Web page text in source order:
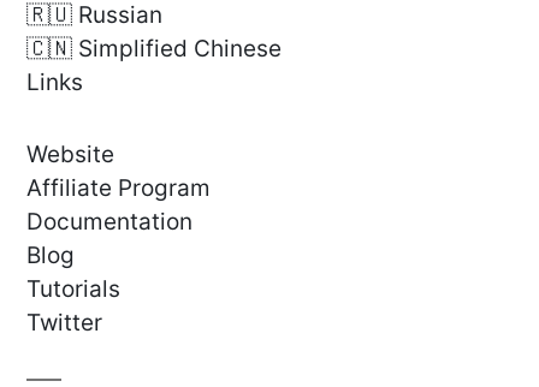
🇷🇺 Russian
🇨🇳 Simplified Chinese
Links
Website
Affiliate Program
Documentation
Blog
Tutorials
Twitter